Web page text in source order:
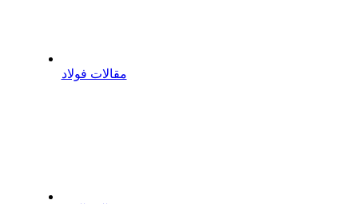
مقالات فولاد